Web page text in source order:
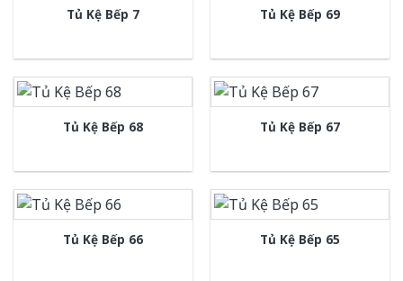
Tủ Kệ Bếp 7 Tủ Kệ Bếp 69
Tủ Kệ Bếp 68 Tủ Kệ Bếp 67
Tủ Kệ Bếp 66 Tủ Kệ Bếp 65